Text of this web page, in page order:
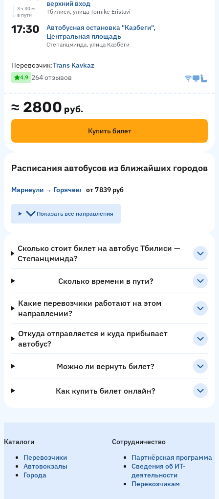
верхний вход
Тбилиси, улица Tornike Eristavi
3 ч 30 м
в пути
17:30
Автобусная остановка "Казбеги",
Центральная площадь
Степанцминда, улица Казбеги
≈ 2800 руб.
Купить билет
Перевозчик:Trans Kavkaz
4.9 264 отзывов
Расписания автобусов из ближайших городов
Марнеули → Горячеводскийот 7839 руб
Показать все направления
Сколько стоит билет на автобус Тбилиси —
Степанцминда?
Сколько времени в пути?
Какие перевозчики работают на этом
направлении?
Откуда отправляется и куда прибывает
автобус?
Можно ли вернуть билет?
Как купить билет онлайн?
Каталоги
Перевозчики
Автовокзалы
Города
Сотрудничество
Партнёрская программа
Сведения об ИТ-
деятельности
Перевозчикам